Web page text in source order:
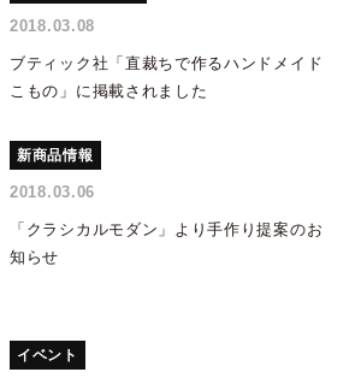
2018.03.08
ブティック社「直裁ちで作るハンドメイド
こもの」に掲載されました
新商品情報
2018.03.06
「クラシカルモダン」より手作り提案のお
知らせ
イベント